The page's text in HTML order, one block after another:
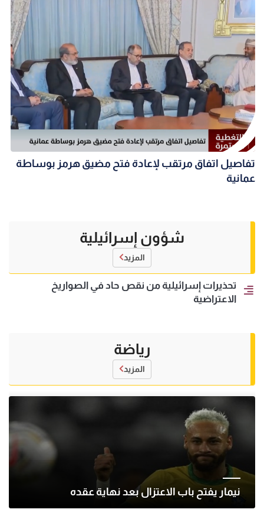
تفاصيل اتفاق مرتقب لإعادة فتح مضيق هرمز بوساطة
عمانية
شؤون إسرائيلية
المزيد
تحذيرات إسرائيلية من نقص حاد في الصواريخ
الاعتراضية
رياضة
المزيد
نيمار يفتح باب الاعتزال بعد نهاية عقده